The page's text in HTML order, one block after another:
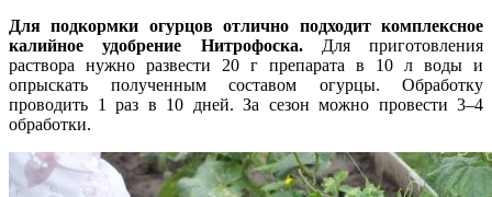
Для подкормки огурцов отлично подходит комплексное
калийное удобрение Нитрофоска.Для приготовления
раствора нужно развести 20 г препарата в 10 л воды и
опрыскать полученным составом огурцы. Обработку
проводить 1 раз в 10 дней. За сезон можно провести 3–4
обработки.